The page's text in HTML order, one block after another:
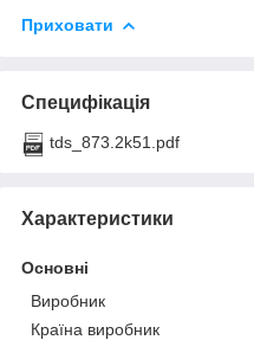
Приховати
Специфікація
tds_873.2k51.pdf
Характеристики
Основні
Виробник
Країна виробник